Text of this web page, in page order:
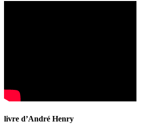
livre d’André Henry